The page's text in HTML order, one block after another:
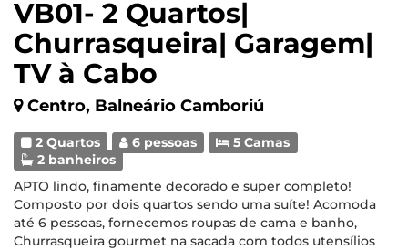
VB01- 2 Quartos|
Churrasqueira| Garagem|
TV à Cabo
Centro, Balneário Camboriú
2 Quartos 6 pessoas
5 Camas
2 banheiros
APTO lindo, finamente decorado e super completo!
Composto por dois quartos sendo uma suíte! Acomoda
até 6 pessoas, fornecemos roupas de cama e banho,
Churrasqueira gourmet na sacada com todos utensílios